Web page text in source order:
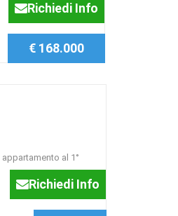
Richiedi Info
€ 168.000
al 1°
Richiedi Info